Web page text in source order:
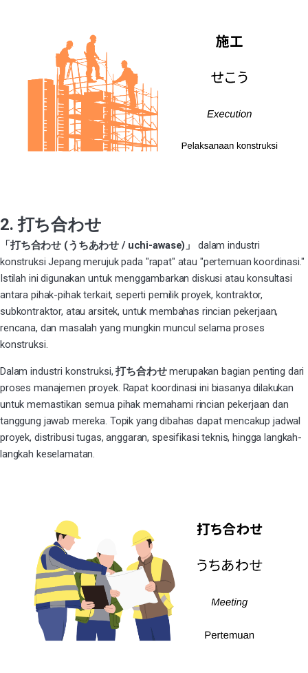
2. 打ち合わせ
「打ち合わせ (うちあわせ / uchi-awase)」
dalam industri
konstruksi Jepang merujuk pada "rapat" atau "pertemuan koordinasi."
Istilah ini digunakan untuk menggambarkan diskusi atau konsultasi
antara pihak-pihak terkait, seperti pemilik proyek, kontraktor,
subkontraktor, atau arsitek, untuk membahas rincian pekerjaan,
rencana, dan masalah yang mungkin muncul selama proses
konstruksi.
Dalam industri konstruksi,打ち合わせmerupakan bagian penting dari
proses manajemen proyek. Rapat koordinasi ini biasanya dilakukan
untuk memastikan semua pihak memahami rincian pekerjaan dan
tanggung jawab mereka. Topik yang dibahas dapat mencakup jadwal
proyek, distribusi tugas, anggaran, spesifikasi teknis, hingga langkah-
langkah keselamatan.